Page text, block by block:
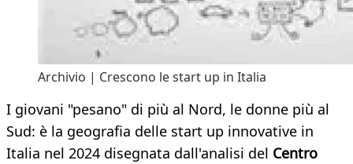
Archivio | Crescono le start up in Italia
I giovani "pesano" di più al Nord, le donne più al
Sud: è la geografia delle start up innovative in
Italia nel 2024 disegnata dall'analisi del Centro